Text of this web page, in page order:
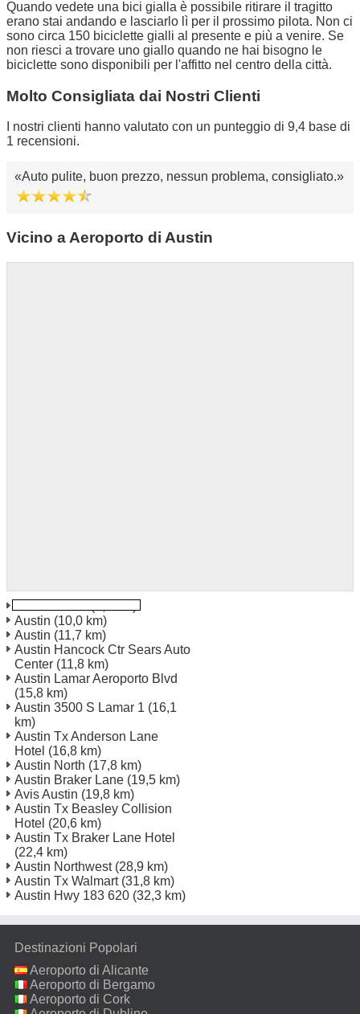
Quando vedete una bici gialla è possibile ritirare il tragitto
erano stai andando e lasciarlo lì per il prossimo pilota. Non ci
sono circa 150 biciclette gialli al presente e più a venire. Se
non riesci a trovare uno giallo quando ne hai bisogno le
biciclette sono disponibili per l'affitto nel centro della città.
Molto Consigliata dai Nostri Clienti
I nostri clienti hanno valutato con un punteggio di 9,4 base di
1 recensioni.
Auto pulite, buon prezzo, nessun problema, consigliato.
Vicino a Aeroporto di Austin
Austin (10,0 km)
Austin (11,7 km)
Austin Hancock Ctr Sears Auto
Center (11,8 km)
Austin Lamar Aeroporto Blvd
(15,8 km)
Austin 3500 S Lamar 1 (16,1
km)
Austin Tx Anderson Lane
Hotel (16,8 km)
Austin North (17,8 km)
Austin Braker Lane (19,5 km)
Avis Austin (19,8 km)
Austin Tx Beasley Collision
Hotel (20,6 km)
Austin Tx Braker Lane Hotel
(22,4 km)
Austin Northwest(28,9 km)
Austin Tx Walmart(31,8 km)
Austin Hwy 183 620 (32,3 km)
Destinazioni Popolari
Aeroporto di Alicante
Aeroporto di Bergamo
Aeroporto di Cork